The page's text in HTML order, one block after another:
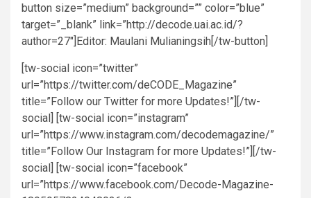
button size=”medium” background=”” color=”blue”
target=”_blank” link=”http://decode.uai.ac.id/?
author=27″]Editor: Maulani Mulianingsih[/tw-button]
[tw-social icon=”twitter”
url=”https://twitter.com/deCODE_Magazine”
title=”Follow our Twitter for more Updates!”][/tw-
social] [tw-social icon=”instagram”
url=”https://www.instagram.com/decodemagazine/”
title=”Follow Our Instagram for more Updates!”][/tw-
social] [tw-social icon=”facebook”
url=”https://www.facebook.com/Decode-Magazine-